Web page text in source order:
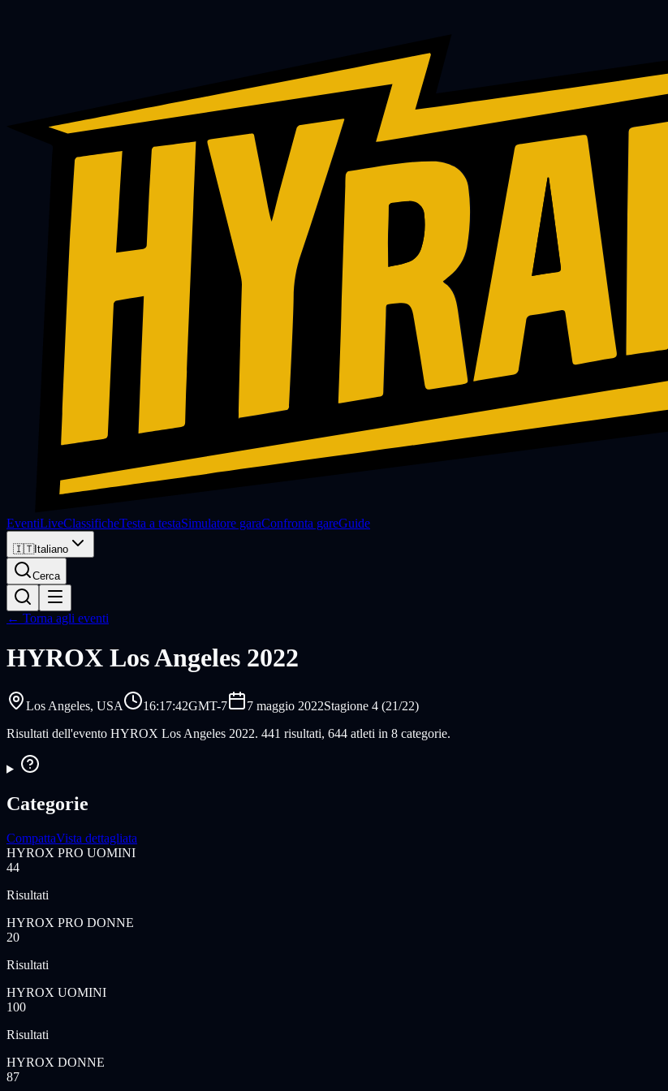
EventiLiveClassificheTesta a testaSimulatore garaConfronta gareGuide
🇮🇹Italiano
Cerca
← Torna agli eventi
HYROX Los Angeles 2022
Los Angeles, USA 16:17:42GMT-7 7 maggio 2022Stagione 4 (21/22)
Risultati dell'evento HYROX Los Angeles 2022. 441 risultati, 644 atleti in 8 categorie.
Categorie
CompattaVista dettagliata
HYROX PRO UOMINI
44
Risultati
HYROX PRO DONNE
20
Risultati
HYROX UOMINI
100
Risultati
HYROX DONNE
87